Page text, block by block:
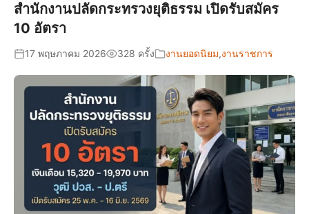
สำนักงานปลัดกระทรวงยุติธรรม เปิดรับสมัคร
10 อัตรา
17 พฤษภาคม 2026 328 ครั้ง งานยอดนิยม,งานราชการ